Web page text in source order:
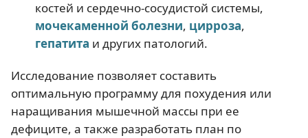
костей и сердечно-сосудистой системы,
мочекаменной болезни, цирроза,
гепатита и других патологий.
Исследование позволяет составить
оптимальную программу для похудения или
наращивания мышечной массы при ее
дефиците, а также разработать план по